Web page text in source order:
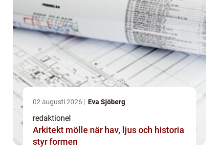
02 augusti 2026 Eva Sjöberg
redaktionel
Arkitekt mölle när hav, ljus och historia
styr formen